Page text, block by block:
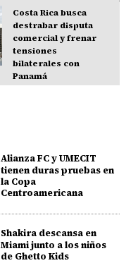
Costa Rica busca
destrabar disputa
comercial y frenar
tensiones
bilaterales con
Panamá
Alianza FC y UMECIT
tienen duras pruebas en
la Copa
Centroamericana
Shakira descansa en
Miami junto a los niños
de Ghetto Kids